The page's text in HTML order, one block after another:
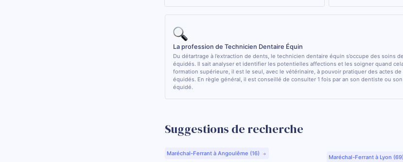
La profession de Technicien Dentaire Équin
Du détartrage à l’extraction de dents, le technicien dentaire équin s’occupe des soins
équidés. Il sait analyser et identifier les potentielles affections et les soigner quand
formation supérieure, il est le seul, avec le vétérinaire, à pouvoir pratiquer des actes
équidés. En règle général, il est conseillé de consulter 1 fois par an son dentiste ou
équidé.
Suggestions de recherche
Maréchal-Ferrant à Angoulême (16)
Maréchal-Ferrant à Lyon (69)